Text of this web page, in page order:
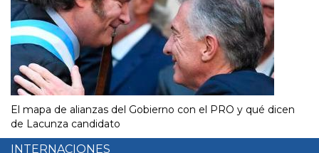
El mapa de alianzas del Gobierno con el PRO y qué dicen
de Lacunza candidato
INTERNACIONES